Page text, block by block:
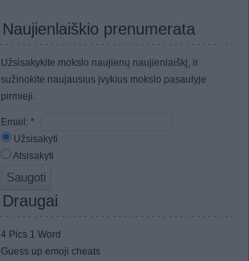
Naujienlaiškio prenumerata
Užsisakykite mokslo naujienų naujienlaiškį, ir
sužinokite naujausius įvykius mokslo pasaulyje
pirmieji.
Email: *
Užsisakyti
Atsisakyti
Draugai
4 Pics 1 Word
Guess up emoji cheats